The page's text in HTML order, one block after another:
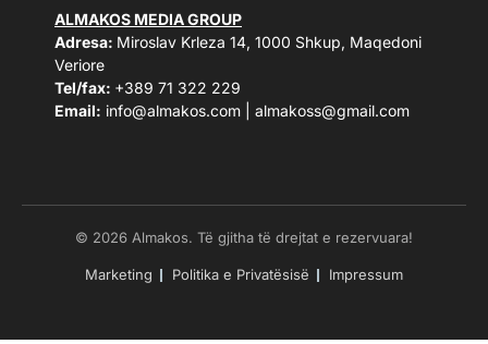
ALMAKOS MEDIA GROUP
Adresa: Miroslav Krleza 14, 1000 Shkup, Maqedoni
Veriore
Tel/fax: +389 71 322 229
Email: info@almakos.com almakoss@gmail.com
© 2026 Almakos. Të gjitha të drejtat e rezervuara!
Marketing Politika e Privatësisë Impressum